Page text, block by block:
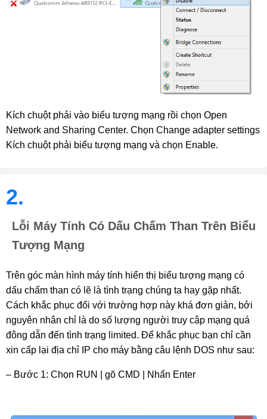
Kích chuột phải vào biểu tượng mạng rồi chọn Open
Network and Sharing Center. Chọn Change adapter settings
Kích chuột phải biểu tượng mạng và chọn Enable.
2.
Lỗi Máy Tính Có Dấu Chấm Than Trên Biểu
Tượng Mạng
Trên góc màn hình máy tính hiển thị biểu tượng mạng có
dấu chấm than có lẽ là tình trạng chúng ta hay gặp nhất.
Cách khắc phục đối với trường hợp này khá đơn giản, bởi
nguyên nhân chỉ là do số lượng người truy cập mạng quá
đông dẫn đến tình trạng limited. Để khắc phục bạn chỉ cần
xin cấp lại địa chỉ IP cho máy bằng câu lệnh DOS như sau:
– Bước 1: Chọn RUN | gõ CMD | Nhấn Enter